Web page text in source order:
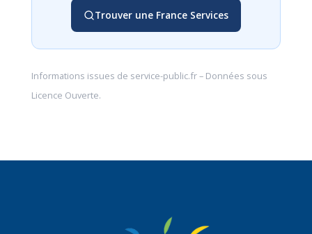
Trouver une France Services
Informations issues de service-public.fr– Données sous
Licence Ouverte.